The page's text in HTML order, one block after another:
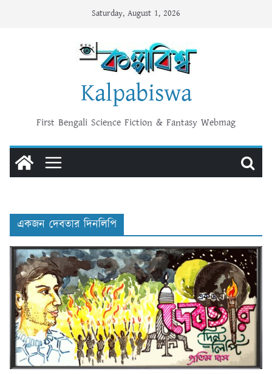
Saturday, August 1, 2026
Kalpabiswa
First Bengali Science Fiction & Fantasy Webmag
একজন দেবতার দিনলিপি